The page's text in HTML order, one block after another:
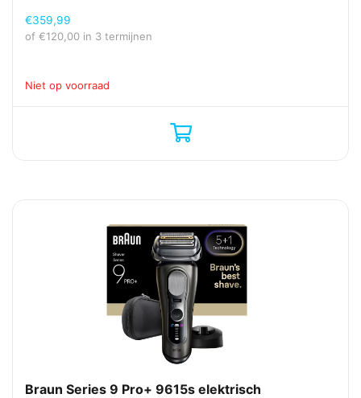
€359,99
of €120,00 in 3 termijnen
Niet op voorraad
Braun Series 9 Pro+ 9615s elektrisch